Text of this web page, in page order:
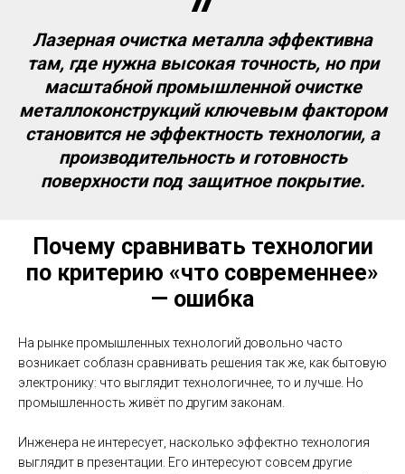
Лазерная очистка металла эффективна
там, где нужна высокая точность, но при
масштабной промышленной очистке
металлоконструкций ключевым фактором
становится не эффектность технологии, а
производительность и готовность
поверхности под защитное покрытие.
Почему сравнивать технологии
по критерию «что современнее»
— ошибка
На рынке промышленных технологий довольно часто
возникает соблазн сравнивать решения так же, как бытовую
электронику: что выглядит технологичнее, то и лучше. Но
промышленность живёт по другим законам.
Инженера не интересует, насколько эффектно технология
выглядит в презентации. Его интересуют совсем другие